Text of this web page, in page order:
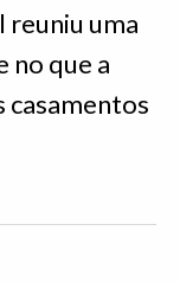
reuniu uma
no que a
casamentos